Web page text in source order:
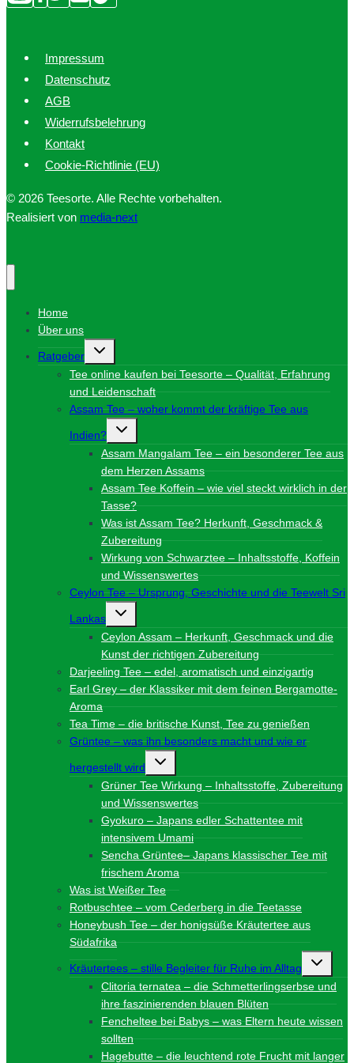
Impressum
Datenschutz
AGB
Widerrufsbelehrung
Kontakt
Cookie-Richtlinie (EU)
© 2026 Teesorte. Alle Rechte vorbehalten.
Realisiert von media-next
Home
Über uns
Ratgeber
Untermenü
Tee online kaufen bei Teesorte – Qualität, Erfahrung
und Leidenschaft
Assam Tee – woher kommt der kräftige Tee aus
Indien?
Untermenü
Assam Mangalam Tee – ein besonderer Tee aus
dem Herzen Assams
Assam Tee Koffein – wie viel steckt wirklich in der
Tasse?
Was ist Assam Tee? Herkunft, Geschmack &
Zubereitung
Wirkung von Schwarztee – Inhaltsstoffe, Koffein
und Wissenswertes
Ceylon Tee – Ursprung, Geschichte und die Teewelt Sri
Lankas
Untermenü
Ceylon Assam – Herkunft, Geschmack und die
Kunst der richtigen Zubereitung
Darjeeling Tee – edel, aromatisch und einzigartig
Earl Grey – der Klassiker mit dem feinen Bergamotte-
Aroma
Tea Time – die britische Kunst, Tee zu genießen
Grüntee – was ihn besonders macht und wie er
hergestellt wird
Untermenü
Grüner Tee Wirkung – Inhaltsstoffe, Zubereitung
und Wissenswertes
Gyokuro – Japans edler Schattentee mit
intensivem Umami
Sencha Grüntee– Japans klassischer Tee mit
frischem Aroma
Was ist Weißer Tee
Rotbuschtee – vom Cederberg in die Teetasse
Honeybush Tee – der honigsüße Kräutertee aus
Südafrika
Kräutertees – stille Begleiter für Ruhe im Alltag
Clitoria ternatea – die Schmetterlingserbse und
ihre faszinierenden blauen Blüten
Fencheltee bei Babys – was Eltern heute wissen
sollten
Hagebutte – die leuchtend rote Frucht mit langer